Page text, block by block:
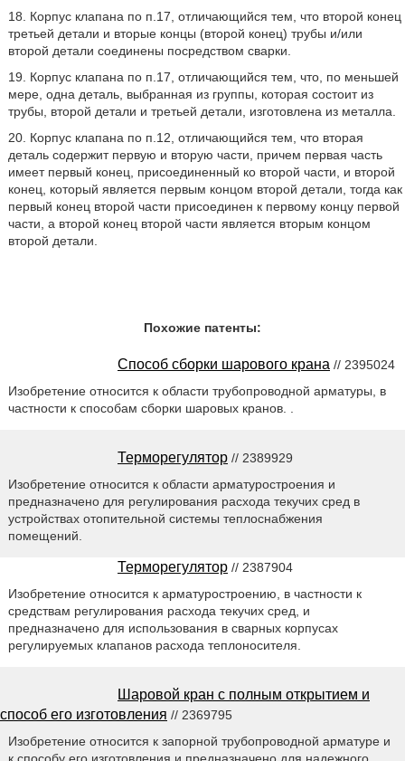
18. Корпус клапана по п.17, отличающийся тем, что второй конец
третьей детали и вторые концы (второй конец) трубы и/или
второй детали соединены посредством сварки.
19. Корпус клапана по п.17, отличающийся тем, что, по меньшей
мере, одна деталь, выбранная из группы, которая состоит из
трубы, второй детали и третьей детали, изготовлена из металла.
20. Корпус клапана по п.12, отличающийся тем, что вторая
деталь содержит первую и вторую части, причем первая часть
имеет первый конец, присоединенный ко второй части, и второй
конец, который является первым концом второй детали, тогда как
первый конец второй части присоединен к первому концу первой
части, а второй конец второй части является вторым концом
второй детали.
Похожие патенты:
Способ сборки шарового крана // 2395024
Изобретение относится к области трубопроводной арматуры, в
частности к способам сборки шаровых кранов. .
Терморегулятор // 2389929
Изобретение относится к области арматуростроения и
предназначено для регулирования расхода текучих сред в
устройствах отопительной системы теплоснабжения
помещений.
Терморегулятор // 2387904
Изобретение относится к арматуростроению, в частности к
средствам регулирования расхода текучих сред, и
предназначено для использования в сварных корпусах
регулируемых клапанов расхода теплоносителя.
Шаровой кран с полным открытием и
способ его изготовления // 2369795
Изобретение относится к запорной трубопроводной арматуре и
к способу его изготовления и предназначено для надежного